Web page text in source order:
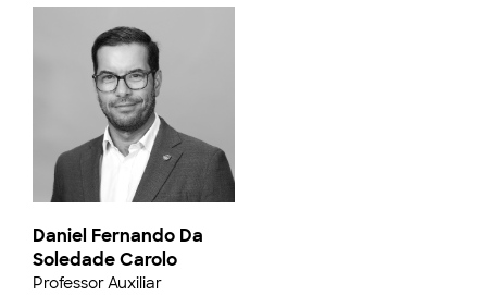
Daniel Fernando Da
Soledade Carolo
Professor Auxiliar